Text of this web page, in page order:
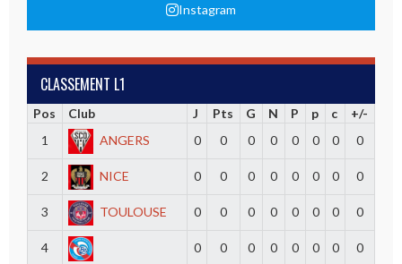
Instagram
CLASSEMENT L1
Pos Club J Pts G N P p c
+/-
1
ANGERS 0 0 0 0 0 0 0 0
2 NICE 0 0 0 0 0 0 0 0
3 TOULOUSE 0 0 0 0 0 0 0 0
4
0 0 0 0 0 0 0 0